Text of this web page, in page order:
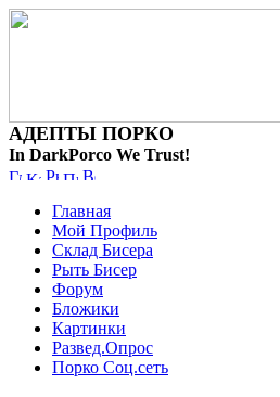
АДЕПТЫ ПОРКО
In DarkPorco We Trust!
Главная
Мой Профиль
Склад Бисера
Рыть Бисер
Форум
Бложики
Картинки
Развед.Опрос
Порко Соц.сеть